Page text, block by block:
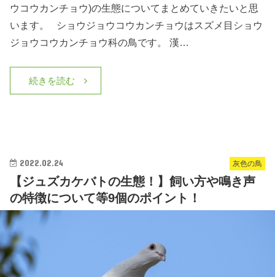
ウコウカンチョウ)の生態についてまとめていきたいと思
います。 ショウジョウコウカンチョウはスズメ目ショウ
ジョウコウカンチョウ科の鳥です。 漢…
続きを読む
2022.02.24 灰色の鳥
【ジュズカケバトの生態！】飼い方や鳴き声
の特徴について等9個のポイント！